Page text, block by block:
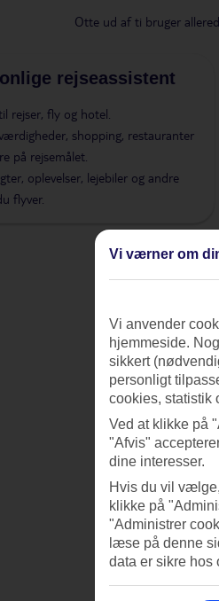
Otte ud af ti bruger
rejseassistent
rejser, fly og hotel.
shopping, restauranter
på rejsemålet.
oplevelser, lejebiler og andre
flyver.
Vi værner om
Vi anvender
hjemmeside.
sikkert
personligt
cookies, statistik
Ved at klikke på
"Afvis"
dine interesser.
Hvis du vil
klikke på
"Administrer
læse på denne
data er sikre